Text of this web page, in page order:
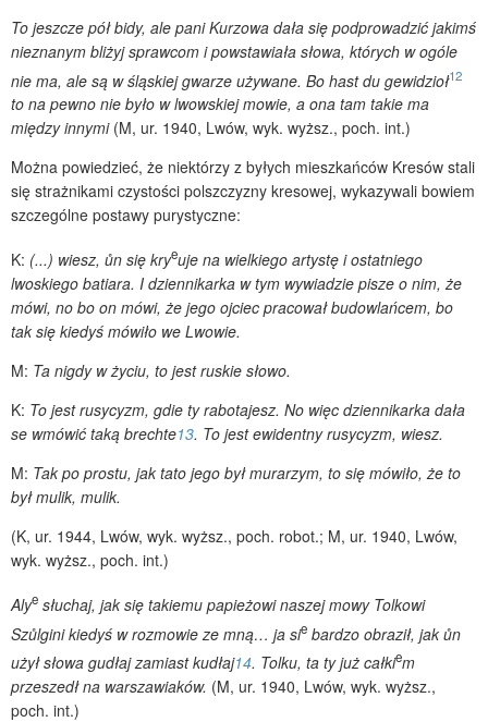
To jeszcze pół bidy, ale pani Kurzowa dała się podprowadzić jakimś
nieznanym bliżyj sprawcom i powstawiała słowa, których w ogóle
nie ma, ale są w śląskiej gwarze używane. Bo hast du gewidzioł12
to na pewno nie było w lwowskiej mowie, a ona tam takie ma
między innymi(M, ur. 1940, Lwów, wyk. wyższ., poch. int.)
Można powiedzieć, że niektórzy z byłych mieszkańców Kresów stali
się strażnikami czystości polszczyzny kresowej, wykazywali bowiem
szczególne postawy purystyczne:
K: (...) wiesz, ůn się kryeuje na wielkiego artystę i ostatniego
lwoskiego batiara. I dziennikarka w tym wywiadzie pisze o nim, że
mówi, no bo on mówi, że jego ojciec pracował budowlańcem, bo
tak się kiedyś mówiło we Lwowie.
M: Ta nigdy w życiu, to jest ruskie słowo.
K: To jest rusycyzm, gdie ty rabotajesz. No więc dziennikarka dała
se wmówić taką brechte13. To jest ewidentny rusycyzm, wiesz.
M: Tak po prostu, jak tato jego był murarzym, to się mówiło, że to
był mulik, mulik.
(K, ur. 1944, Lwów, wyk. wyższ., poch. robot.; M, ur. 1940, Lwów,
wyk. wyższ., poch. int.)
Alye słuchaj, jak się takiemu papieżowi naszej mowy Tolkowi
Szůlgini kiedyś w rozmowie ze mną… ja sie bardzo obraził, jak ůn
użył słowa gudłaj zamiast kudłaj14. Tolku, ta ty już całkiem
przeszedł na warszawiaków. (M, ur. 1940, Lwów, wyk. wyższ.,
poch. int.)